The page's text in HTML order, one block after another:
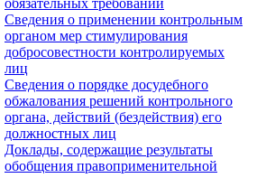
Сведения о применении контрольным
органом мер стимулирования
добросовестности контролируемых
лиц
Сведения о порядке досудебного
обжалования решений контрольного
органа, действий (бездействия) его
должностных лиц
Доклады, содержащие результаты
обобщения правоприменительной